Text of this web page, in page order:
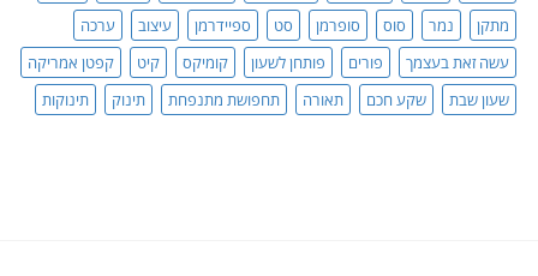
מתקן
נמר סוס סופרמן סט ספיידרמן עיצוב
ערכה
עשה זאת בעצמך
פורים פותחן לשעון קומיקס קיט
קפטן אמריקה
שעון שבת
שקע חכם תאורה תחפושת מתנפחת תינוק תינוקות